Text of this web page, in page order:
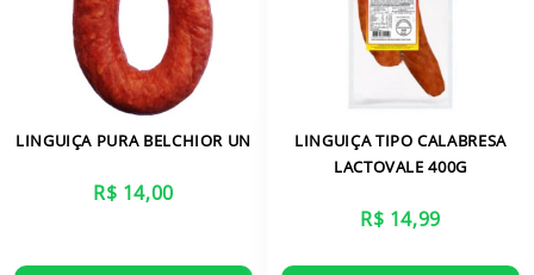
LINGUIÇA PURA BELCHIOR UN
R$ 14,00
LINGUIÇA TIPO CALABRESA
LACTOVALE 400G
R$ 14,99